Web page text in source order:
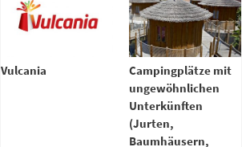
Vulcania
Campingplätze mit
ungewöhnlichen
Unterkünften
(Jurten,
Baumhäusern,